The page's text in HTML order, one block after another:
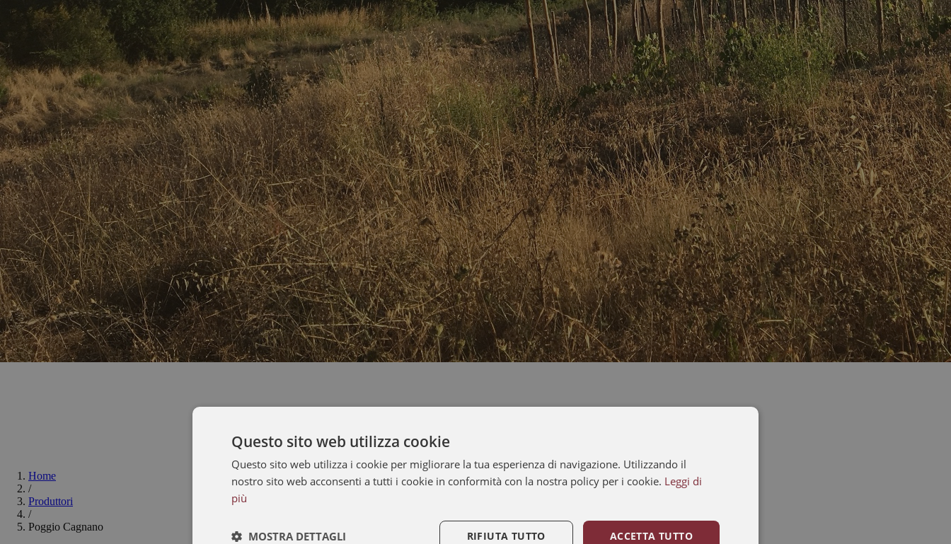
Home
/
Produttori
/
Poggio Cagnano
Questo sito web utilizza cookie
Questo sito web utilizza i cookie per migliorare la tua esperienza di navigazione. Utilizzando il
nostro sito web acconsenti a tutti i cookie in conformità con la nostra policy per i cookie. Leggi di
più
ACCETTA TUTTO
RIFIUTA TUTTO
MOSTRA DETTAGLI